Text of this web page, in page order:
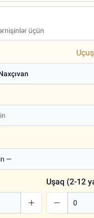
üçün
Uşaq (2-12